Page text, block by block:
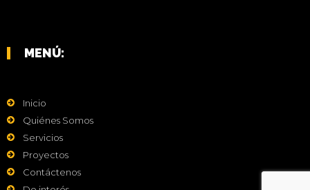
MENÚ:
Inicio
Quiénes Somos
Servicios
Proyectos
Contáctenos